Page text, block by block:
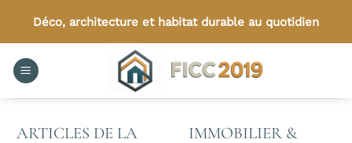
contenu
Déco, architecture et habitat durable au quotidien
IMMOBILIER &